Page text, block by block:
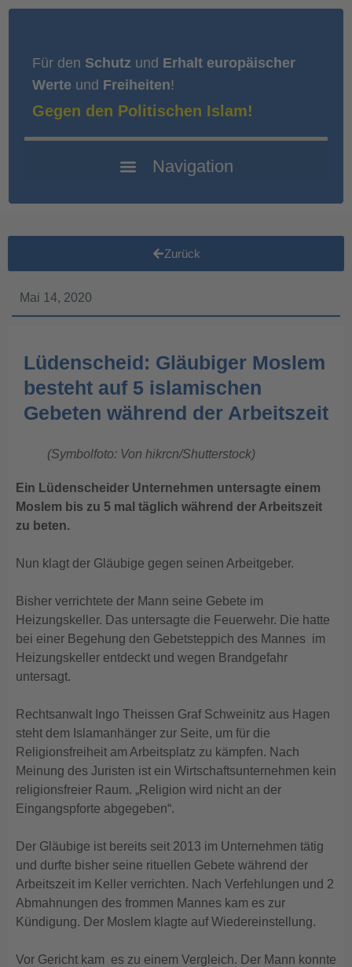
Für den Schutz und Erhalt europäischer
Werte und Freiheiten!
Gegen den Politischen Islam!
Zurück
Mai 14, 2020
Lüdenscheid: Gläubiger Moslem
besteht auf 5 islamischen
Gebeten während der Arbeitszeit
(Symbolfoto: Von hikrcn/Shutterstock)
Ein Lüdenscheider Unternehmen untersagte einem
Moslem bis zu 5 mal täglich während der Arbeitszeit
zu beten.
Nun klagt der Gläubige gegen seinen Arbeitgeber.
Bisher verrichtete der Mann seine Gebete im
Heizungskeller. Das untersagte die Feuerwehr. Die hatte
bei einer Begehung den Gebetsteppich des Mannes im
Heizungskeller entdeckt und wegen Brandgefahr
untersagt.
Rechtsanwalt Ingo Theissen Graf Schweinitz aus Hagen
steht dem Islamanhänger zur Seite, um für die
Religionsfreiheit am Arbeitsplatz zu kämpfen. Nach
Meinung des Juristen ist ein Wirtschaftsunternehmen kein
religionsfreier Raum. „Religion wird nicht an der
Eingangspforte abgegeben“.
Der Gläubige ist bereits seit 2013 im Unternehmen tätig
und durfte bisher seine rituellen Gebete während der
Arbeitszeit im Keller verrichten. Nach Verfehlungen und 2
Abmahnungen des frommen Mannes kam es zur
Kündigung. Der Moslem klagte auf Wiedereinstellung.
Vor Gericht kam es zu einem Vergleich. Der Mann konnte